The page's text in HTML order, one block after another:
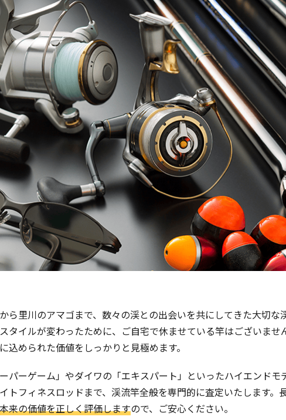
ら里川のアマゴまで、数々の渓との出会いを共にしてきた大切
タイルが変わったために、ご自宅で休ませている竿はございませ
込められた価値をしっかりと見極めます。
パーゲーム」やダイワの「エキスパート」といったハイエンド
トフィネスロッドまで、渓流竿全般を専門的に査定いたします。
本来の価値を正しく評価しますので、ご安心ください。